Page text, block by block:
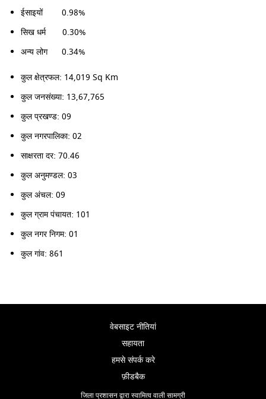
ईसाइयों 0.98%
सिख धर्म 0.30%
अन्य लोग 0.34%
कुल क्षेत्रफल: 14,019 Sq Km
कुल जनसंख्या: 13,67,765
कुल प्रखण्ड: 09
कुल नगरपालिका: 02
साक्षरता दर: 70.46
कुल अनुमण्डल: 03
कुल अंचल: 09
कुल ग्राम पंचायत: 101
कुल नगर निगम: 01
कुल गांव: 861
वेबसाइट नीतियां
सहायता
हमसे संपर्क करे
फ़ीडबैक
जिला प्रशासन द्वारा स्वामित्व वाली सामग्री